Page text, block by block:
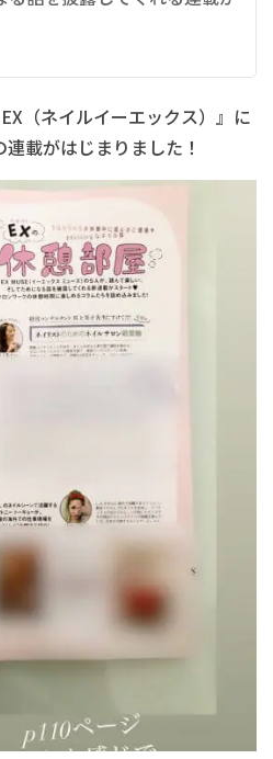
（ネイルイーエックス）』に
載がはじまりました！